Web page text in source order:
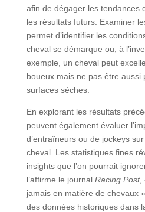
afin de dégager les tendances
les résultats futurs. Examiner
permet d’identifier les
cheval se démarque ou, à
exemple, un cheval peut
boueux mais ne pas être aussi
surfaces sèches.
En explorant les résultats
peuvent également évaluer
d’entraîneurs ou de jockeys
cheval. Les statistiques fines
insights que l’on pourrait
l’affirme le journal Racing Post,
jamais en matière de chevaux
des données historiques dans